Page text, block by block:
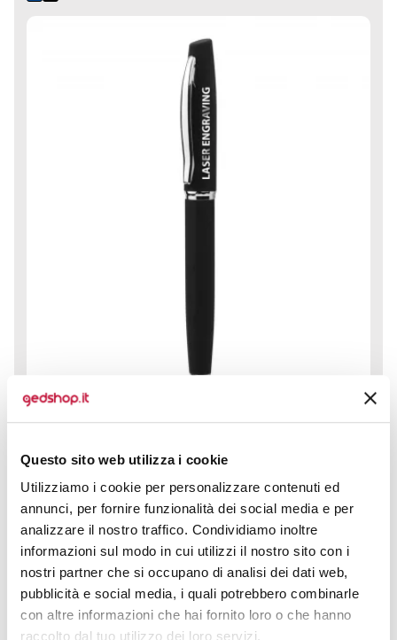
Questo sito web utilizza i cookie
Utilizziamo i cookie per personalizzare contenuti ed
annunci, per fornire funzionalità dei social media e per
analizzare il nostro traffico. Condividiamo inoltre
informazioni sul modo in cui utilizzi il nostro sito con i
nostri partner che si occupano di analisi dei dati web,
pubblicità e social media, i quali potrebbero combinarle
con altre informazioni che hai fornito loro o che hanno
raccolto dal tuo utilizzo dei loro servizi.
Penna a sfera in metallo sorprende per il suo equilibrio
tra estetica raffinata e funzionalità quotidiana.
Realizzata...
prezzo da € 0,92
CALCOLA PREVENTIVO